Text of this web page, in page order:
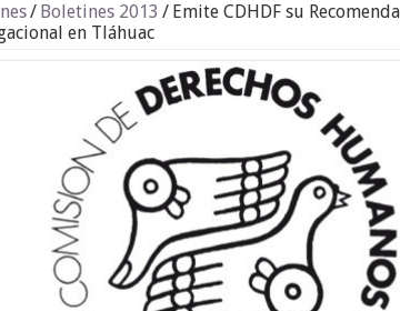
/ Boletines 2013 / Emite CDHDF su
en Tláhuac